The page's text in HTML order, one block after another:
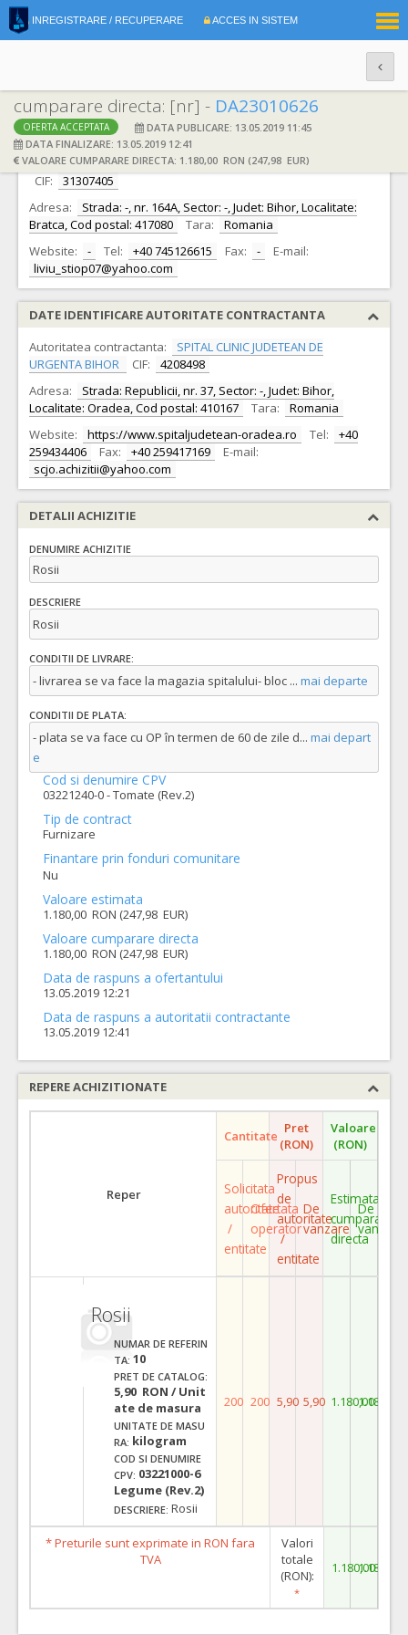
INREGISTRARE / RECUPERARE ACCES IN SISTEM
cumparare directa: [nr] - DA23010626
OFERTA ACCEPTATA
DATA PUBLICARE: 13.05.2019 11:45
DATA FINALIZARE: 13.05.2019 12:41
VALOARE CUMPARARE DIRECTA: 1.180,00 RON (247,98 EUR)
DATE IDENTIFICARE OFERTANT
Ofertant: STIOP LIVIU CRISTIN INTREPRINDERE INDIVIDUALA -
CIF:
31307405
Adresa:
Strada: -, nr. 164A, Sector: -, Judet: Bihor, Localitate:
Bratca, Cod postal: 417080
Tara:
Romania
Website:
- Tel: +40 745126615 Fax: -
E-mail:
liviu_stiop07@yahoo.com
DATE IDENTIFICARE AUTORITATE CONTRACTANTA
Autoritatea contractanta:
SPITAL CLINIC JUDETEAN DE
URGENTA BIHOR
CIF:
4208498
Adresa:
Strada: Republicii, nr. 37, Sector: -, Judet: Bihor,
Localitate: Oradea, Cod postal: 410167
Tara:
Romania
Website:
https://www.spitaljudetean-oradea.ro Tel:
+40
259434406
Fax: +40 259417169
E-mail:
scjo.achizitii@yahoo.com
DETALII ACHIZITIE
DENUMIRE ACHIZITIE
Rosii
DESCRIERE
Rosii
CONDITII DE LIVRARE:
- livrarea se va face la magazia spitalului- bloc ... mai departe
CONDITII DE PLATA:
- plata se va face cu OP în termen de 60 de zile d... mai depart
e
Cod si denumire CPV
03221240-0 - Tomate (Rev.2)
Tip de contract
Furnizare
Finantare prin fonduri comunitare
Nu
Valoare estimata
1.180,00 RON (247,98 EUR)
Valoare cumparare directa
1.180,00 RON (247,98 EUR)
Data de raspuns a ofertantului
13.05.2019 12:21
Data de raspuns a autoritatii contractante
13.05.2019 12:41
REPERE ACHIZITIONATE
Reper
Cantitate Pret
(RON)
Valoare
(RON)
Solicitata
autoritate
/
entitate
Ofertata
operator
Propus
de
autoritate
/
entitate
De
vanzare
Estimata
cumparare
directa
De
vanzare
Rosii
NUMAR DE REFERIN
TA: 10
PRET DE CATALOG:
5,90 RON / Unit
ate de masura
UNITATE DE MASU
RA: kilogram
COD SI DENUMIRE
CPV: 03221000-6
Legume (Rev.2)
DESCRIERE: Rosii
200 200 5,90 5,90 1.180,001.180,00
* Preturile sunt exprimate in RON fara
TVA
Valori
totale
(RON):
*
1.180,001.180,00